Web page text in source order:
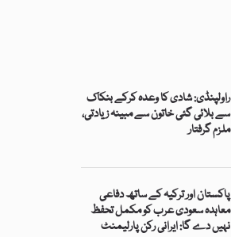
راولپنڈی: شادی کا وعدہ کرکے بنکاک
سے بلائی گئی خاتون سے مبینہ زیادتی،
ملزم گرفتار
پاکستان اور ترکیہ کے ساتھ دفاعی
معاہدہ سعودی عرب کو مکمل تحفظ
نہیں دے گا: ایرانی رکن پارلیمنٹ